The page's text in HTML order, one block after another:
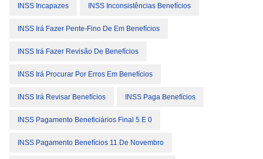
INSS Incapazes INSS Inconsistências Benefícios
INSS Irá Fazer Pente-Fino De Em Benefícios
INSS Irá Fazer Revisão De Benefícios
INSS Irá Procurar Por Erros Em Benefícios
INSS Irá Revisar Benefícios INSS Paga Benefícios
INSS Pagamento Beneficiários Final 5 E 0
INSS Pagamento Benefícios 11 De Novembro